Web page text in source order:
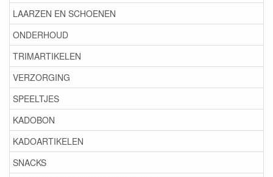
LAARZEN EN SCHOENEN
ONDERHOUD
TRIMARTIKELEN
VERZORGING
SPEELTJES
KADOBON
KADOARTIKELEN
SNACKS